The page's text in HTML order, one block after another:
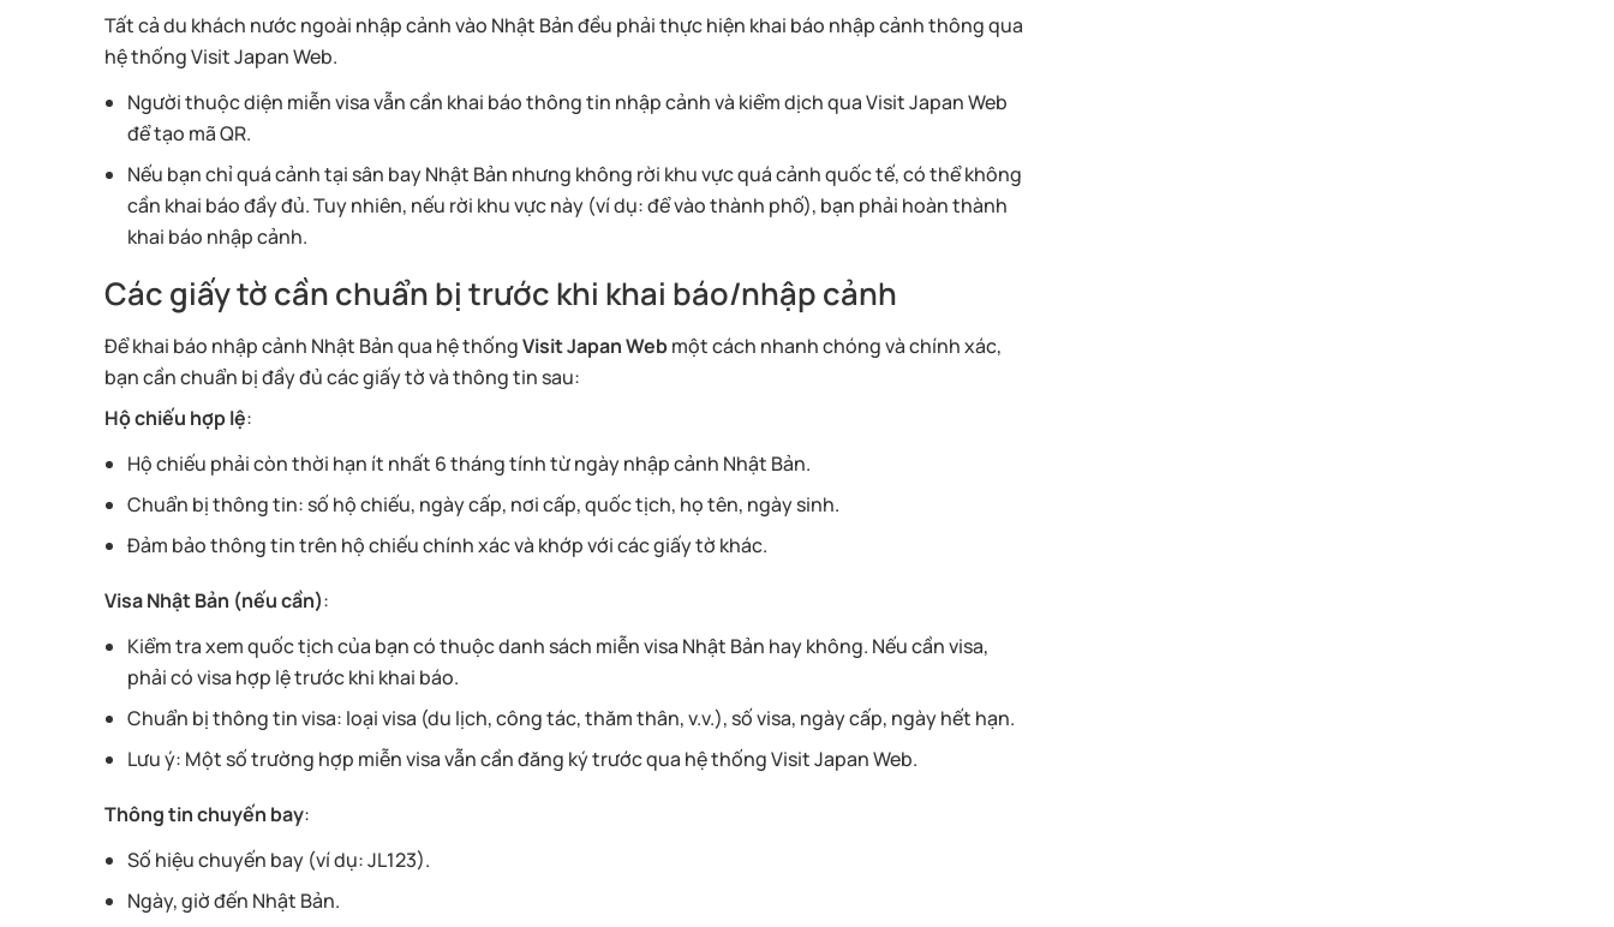
Tất cả du khách nước ngoài nhập cảnh vào Nhật Bản đều phải thực hiện khai báo nhập cảnh thông qua
hệ thống Visit Japan Web.
Người thuộc diện miễn visa vẫn cần khai báo thông tin nhập cảnh và kiểm dịch qua Visit Japan Web
để tạo mã QR.
Nếu bạn chỉ quá cảnh tại sân bay Nhật Bản nhưng không rời khu vực quá cảnh quốc tế, có thể không
cần khai báo đầy đủ. Tuy nhiên, nếu rời khu vực này (ví dụ: để vào thành phố), bạn phải hoàn thành
khai báo nhập cảnh.
Các giấy tờ cần chuẩn bị trước khi khai báo/nhập cảnh
Để khai báo nhập cảnh Nhật Bản qua hệ thốngVisit Japan Webmột cách nhanh chóng và chính xác,
bạn cần chuẩn bị đầy đủ các giấy tờ và thông tin sau:
Hộ chiếu hợp lệ:
Hộ chiếu phải còn thời hạn ít nhất 6 tháng tính từ ngày nhập cảnh Nhật Bản.
Chuẩn bị thông tin: số hộ chiếu, ngày cấp, nơi cấp, quốc tịch, họ tên, ngày sinh.
Đảm bảo thông tin trên hộ chiếu chính xác và khớp với các giấy tờ khác.
Visa Nhật Bản (nếu cần):
Kiểm tra xem quốc tịch của bạn có thuộc danh sách miễn visa Nhật Bản hay không. Nếu cần visa,
phải có visa hợp lệ trước khi khai báo.
Chuẩn bị thông tin visa: loại visa (du lịch, công tác, thăm thân, v.v.), số visa, ngày cấp, ngày hết hạn.
Lưu ý: Một số trường hợp miễn visa vẫn cần đăng ký trước qua hệ thống Visit Japan Web.
Thông tin chuyến bay:
Số hiệu chuyến bay (ví dụ: JL123).
Ngày, giờ đến Nhật Bản.